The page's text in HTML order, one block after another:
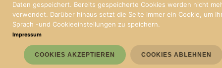
Daten gespeichert. Bereits gespeicherte Cookies werden nicht
verwendet. Darüber hinaus setzt die Seite immer ein Cookie, um
Sprach -und Cookieeinstellungen zu speichern.
Impressum
COOKIES AKZEPTIEREN COOKIES ABLEHNEN